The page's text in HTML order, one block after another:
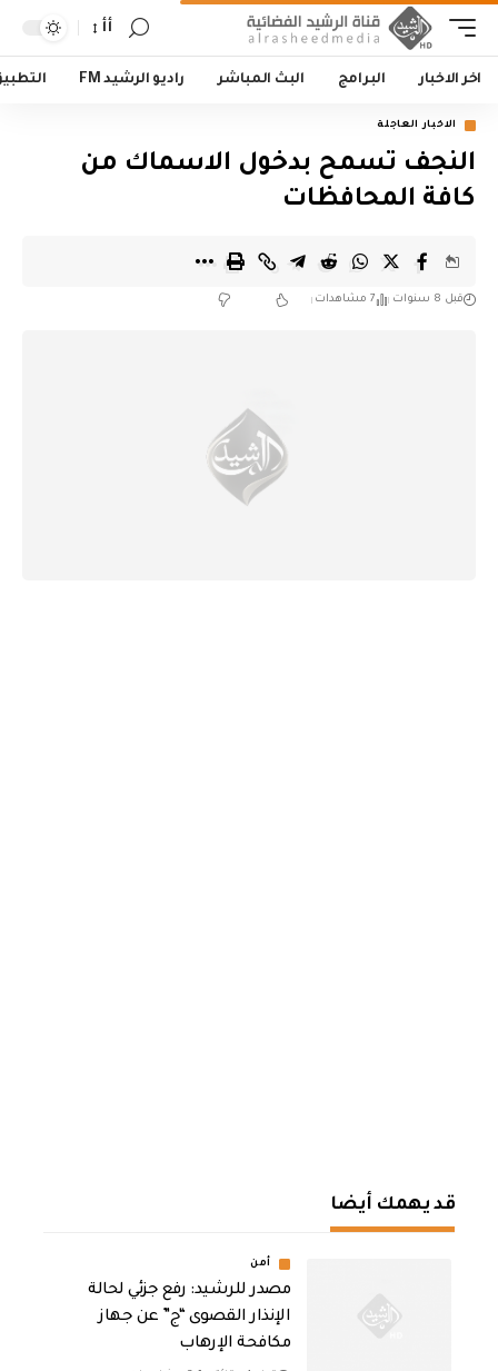
أأ
اخر الاخبار البرامج البث المباشر راديو الرشيد FM
الاخبار العاجلة
النجف تسمح بدخول الاسماك من
كافة المحافظات
قبل 8 سنوات 7 مشاهدات
قد يهمك أيضا
أمن
مصدر للرشيد: رفع جزئي لحالة
الإنذار القصوى “ج” عن جهاز
مكافحة الإرهاب